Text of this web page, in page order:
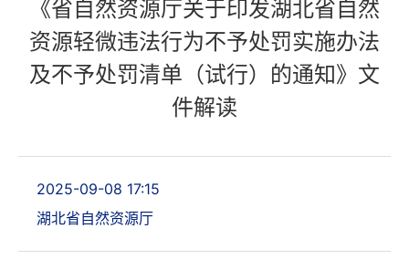
《省自然资源厅关于印发湖北省自然
资源轻微违法行为不予处罚实施办法
及不予处罚清单（试行）的通知》文
件解读
2025-09-08 17:15
湖北省自然资源厅